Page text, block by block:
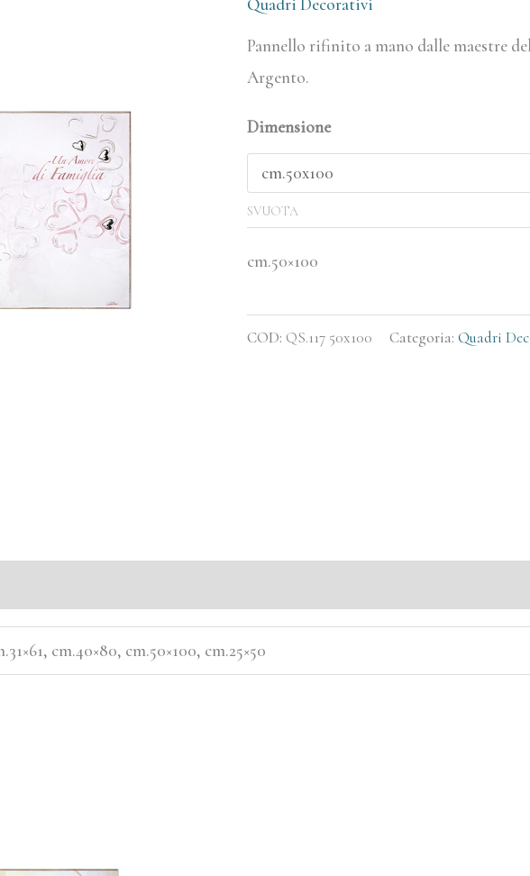
Quadri Decorativi
Pannello rifinito a mano dalle maestre
Argento.
Dimensione
SVUOTA
cm.50×100
quantità
COD: QS.117 50x100 Categoria: Quadri
cm.40×80, cm.50×100, cm.25×50